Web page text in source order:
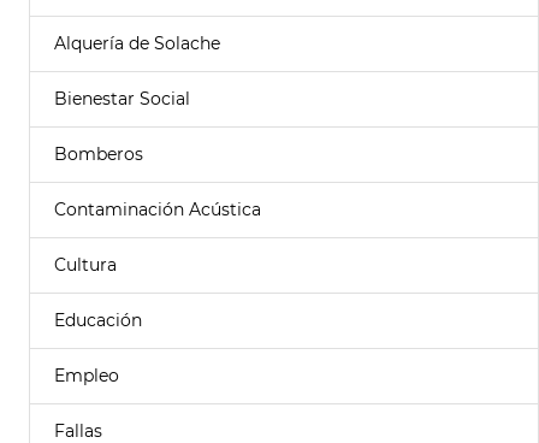
Alquería de Solache
Bienestar Social
Bomberos
Contaminación Acústica
Cultura
Educación
Empleo
Fallas